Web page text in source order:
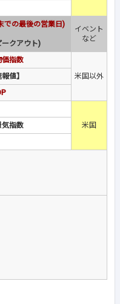
での最後の営業日)
クアウト)
イベント
など
価指数
米国以外
値】
米国
気指数